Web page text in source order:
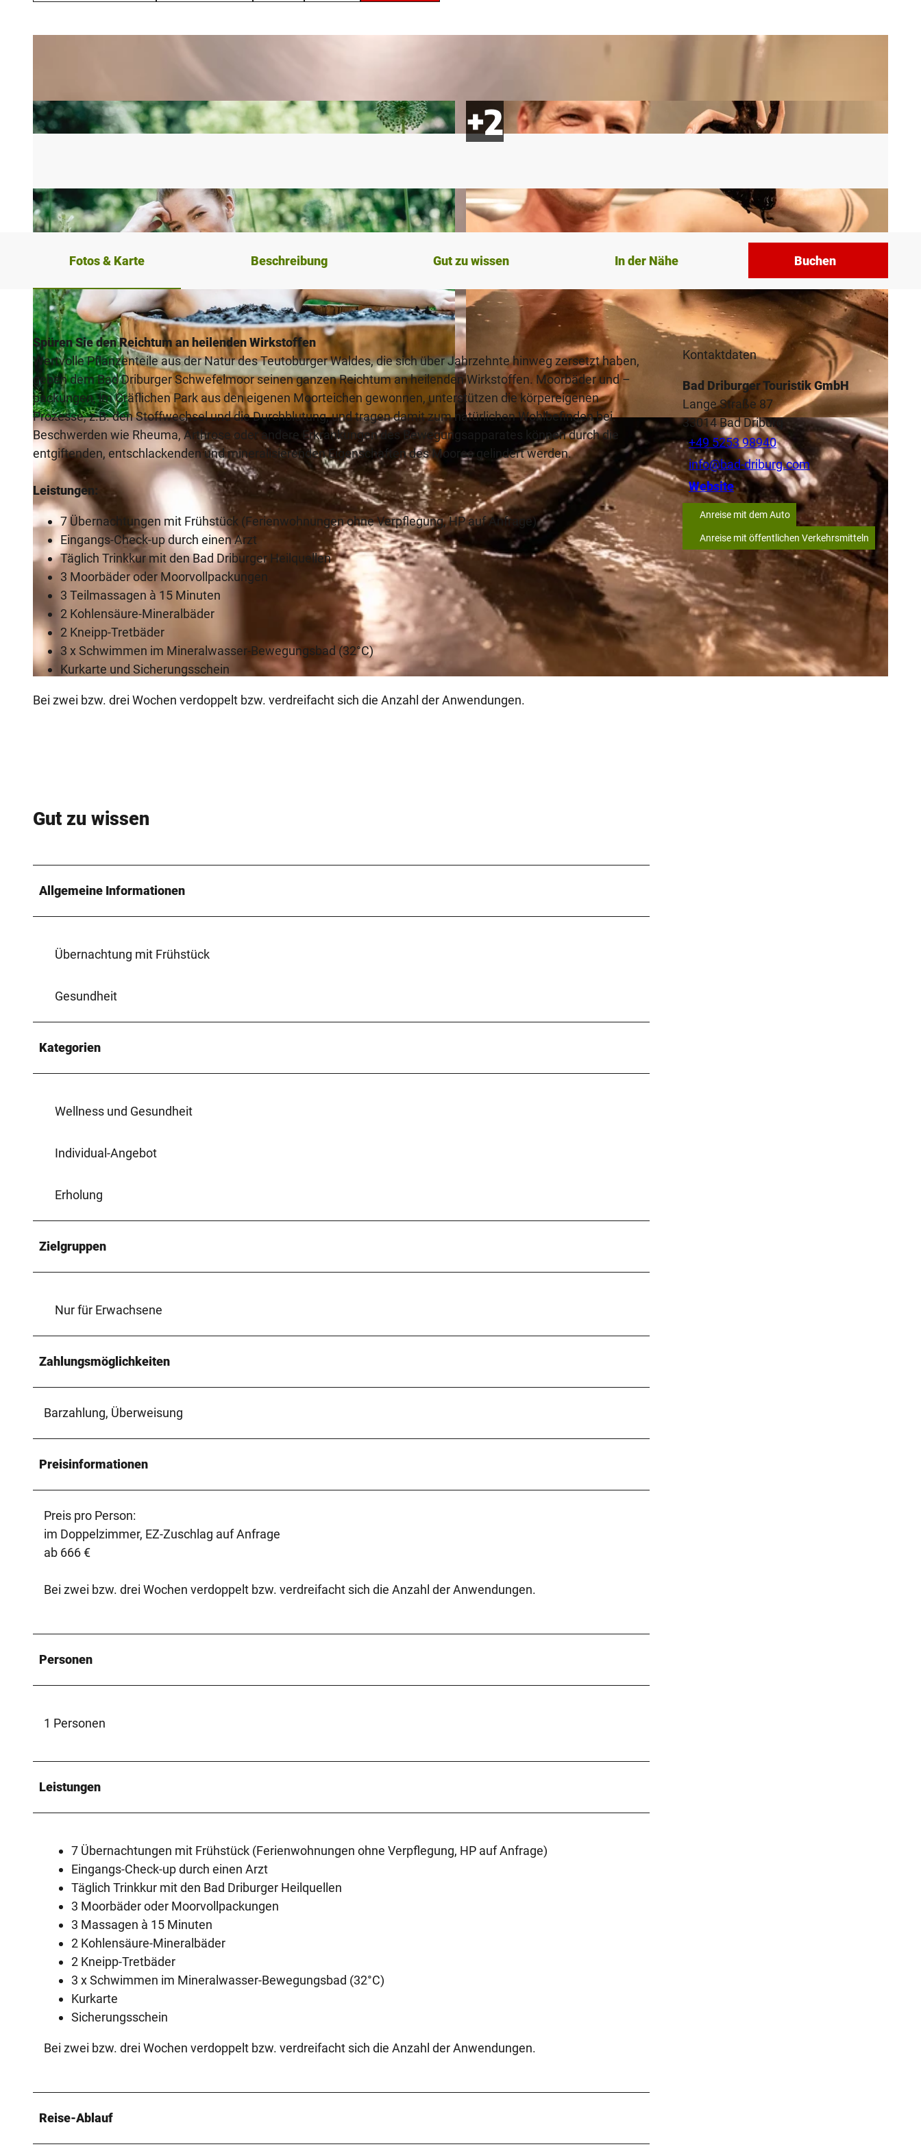
© Bad Driburger Touristik GmbH | CC-BY-NC-ND © Bad Driburger Touristik GmbH, D. Ketz |CC-BY-NC-ND
Fotos & Karte Beschreibung Gut zu wissen In der Nähe Buchen
Spüren Sie den Reichtum an heilenden Wirkstoffen
Wertvolle Pflanzenteile aus der Natur des Teutoburger Waldes, die sich über Jahrzehnte hinweg zersetzt haben,
geben dem Bad Driburger Schwefelmoor seinen ganzen Reichtum an heilenden Wirkstoffen. Moorbäder und –
packungen, im Gräflichen Park aus den eigenen Moorteichen gewonnen, unterstützen die körpereigenen
Prozesse, z.B. den Stoffwechsel und die Durchblutung, und tragen damit zum natürlichen Wohlbefinden bei.
Beschwerden wie Rheuma, Arthrose oder andere Erkrankungen des Bewegungsapparates können durch die
entgiftenden, entschlackenden und mineralisierenden Eigenschaften des Moores gelindert werden.
Leistungen:
7 Übernachtungen mit Frühstück (Ferienwohnungen ohne Verpflegung, HP auf Anfrage)
Eingangs-Check-up durch einen Arzt
Täglich Trinkkur mit den Bad Driburger Heilquellen
3 Moorbäder oder Moorvollpackungen
3 Teilmassagen à 15 Minuten
2 Kohlensäure-Mineralbäder
2 Kneipp-Tretbäder
3 x Schwimmen im Mineralwasser-Bewegungsbad (32°C)
Kurkarte und Sicherungsschein
Bei zwei bzw. drei Wochen verdoppelt bzw. verdreifacht sich die Anzahl der Anwendungen.
Gut zu wissen
Allgemeine Informationen
Übernachtung mit Frühstück
Gesundheit
Kategorien
Wellness und Gesundheit
Individual-Angebot
Erholung
Zielgruppen
Nur für Erwachsene
Zahlungsmöglichkeiten
Barzahlung, Überweisung
Preisinformationen
Preis pro Person:­
im Doppelzimmer, EZ-Zuschlag auf Anfrage­ ­
ab 666 € ­
Bei zwei bzw. drei Wochen verdoppelt bzw. verdreifacht sich die Anzahl der Anwendungen.
Personen
1 Personen
Leistungen
7 Übernachtungen mit Frühstück (Ferienwohnungen ohne Verpflegung, HP auf Anfrage)
Eingangs-Check-up durch einen Arzt
Täglich Trinkkur mit den Bad Driburger Heilquellen
3 Moorbäder oder Moorvollpackungen
3 Massagen à 15 Minuten
2 Kohlensäure-Mineralbäder
2 Kneipp-Tretbäder
3 x Schwimmen im Mineralwasser-Bewegungsbad (32°C)
Kurkarte
Sicherungsschein
Bei zwei bzw. drei Wochen verdoppelt bzw. verdreifacht sich die Anzahl der Anwendungen.
Reise-Ablauf
Kontaktdaten
Bad Driburger Touristik GmbH
Lange Straße 87
33014Bad Driburg
+49 5253 98940
info@bad-driburg.com
Website
Anreise mit dem Auto
Anreise mit öffentlichen Verkehrsmitteln